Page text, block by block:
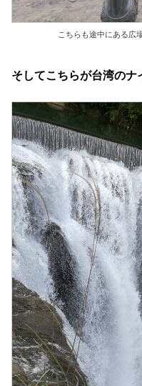
こちらも途中にある広
そしてこちらが台湾のナ